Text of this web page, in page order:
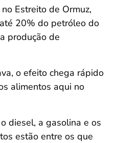
Estreito de Ormuz,
20% do petróleo do
produção de
o efeito chega rápido
alimentos aqui no
diesel, a gasolina e os
estão entre os que